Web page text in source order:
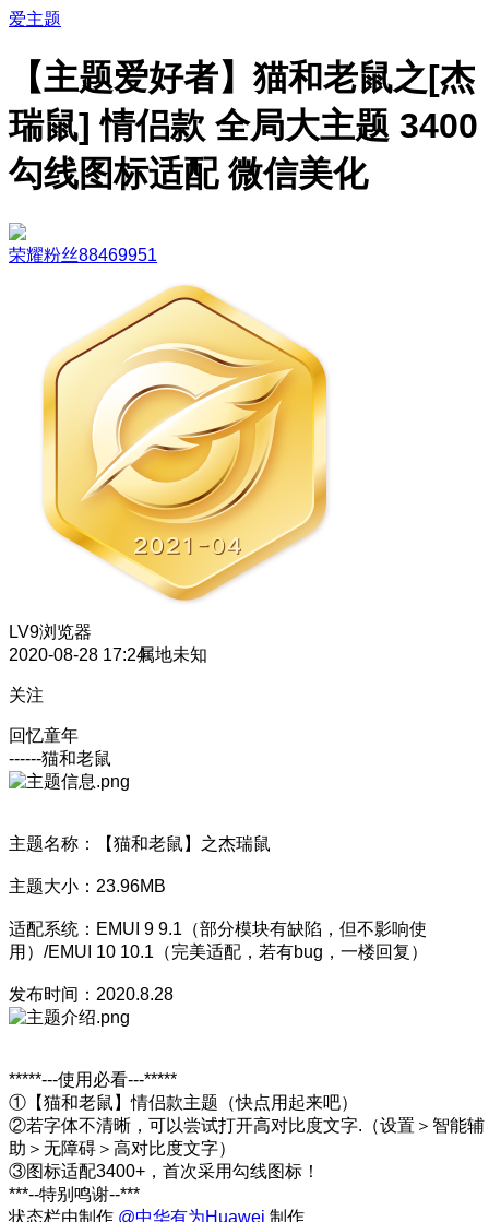
爱主题
【主题爱好者】猫和老鼠之[杰
瑞鼠] 情侣款 全局大主题 3400
勾线图标适配 微信美化
荣耀粉丝88469951
LV9浏览器
2020-08-28 17:24属地未知
关注
回忆童年
------猫和老鼠
主题名称：【猫和老鼠】之杰瑞鼠
主题大小：23.96MB
适配系统：EMUI 9 9.1（部分模块有缺陷，但不影响使
用）/EMUI 10 10.1（完美适配，若有bug，一楼回复）
发布时间：2020.8.28
*****---使用必看---*****
①【猫和老鼠】情侣款主题（快点用起来吧）
②若字体不清晰，可以尝试打开高对比度文字.（设置＞智能辅
助＞无障碍＞高对比度文字）
③图标适配3400+，首次采用勾线图标！
***--特别鸣谢--***
状态栏由制作 @中华有为Huawei 制作